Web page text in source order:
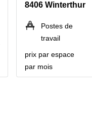
8406 Winterthur
Postes de
travail
prix par espace
par mois